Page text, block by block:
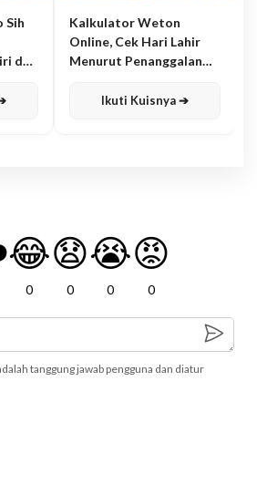
Sih
dan
Kalkulator Weton
Online, Cek Hari Lahir
Menurut Penanggalan
Ikuti Kuisnya ➔
😂
0
😧
0
😭
0
😡
0
tanggung jawab pengguna dan diatur